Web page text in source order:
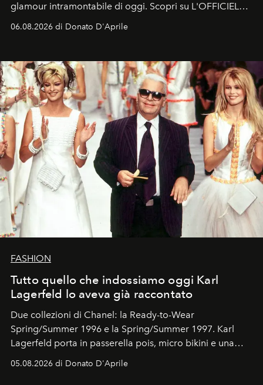
glamour intramontabile di oggi. Scopri su L'OFFICIEL
Italia la sua style evolution.
06.08.2026 di Donato D'Aprile
FASHION
Tutto quello che indossiamo oggi Karl
Lagerfeld lo aveva già raccontato
Due collezioni di Chanel: la Ready-to-Wear
Spring/Summer 1996 e la Spring/Summer 1997. Karl
Lagerfeld porta in passerella pois, micro bikini e una
logomania pensata per la spiaggia
Kate, Claudia e Carla una dietro l'altra. Trent'anni dopo,
05.08.2026 di Donato D'Aprile